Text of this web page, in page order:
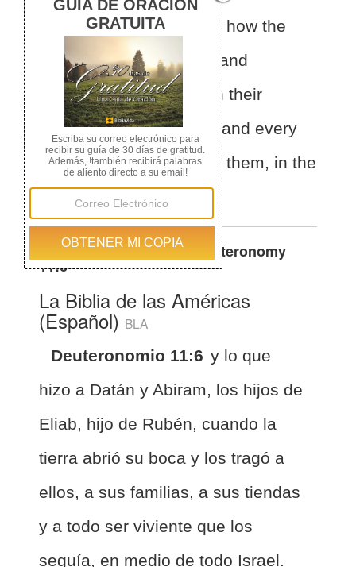
of Eliab, son of Reuben, how the
earth opened its mouth and
swallowed them up, with their
households, their tents, and every
living thing that followed them, in the
midst of all Israel.
Otras traducciones de Deuteronomy
11:6
La Biblia de las Américas
(Español) BLA
Deuteronomio 11:6 y lo que
hizo a Datán y Abiram, los hijos de
Eliab, hijo de Rubén, cuando la
tierra abrió su boca y los tragó a
ellos, a sus familias, a sus tiendas
y a todo ser viviente que los
seguía, en medio de todo Israel.